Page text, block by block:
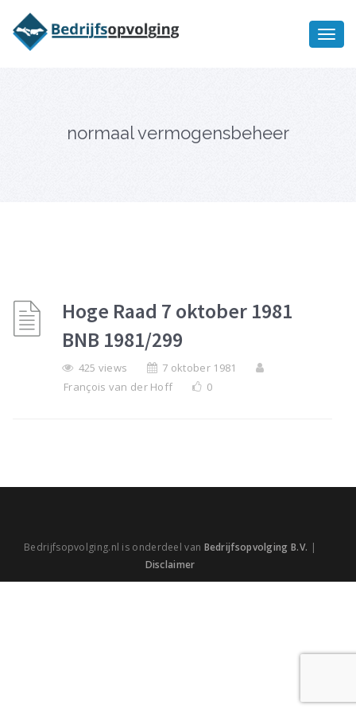
normaal vermogensbeheer
Hoge Raad 7 oktober 1981
BNB 1981/299
425 views
7 oktober 1981
François van der Hoff
0
Bedrijfsopvolging.nl is onderdeel van Bedrijfsopvolging B.V. |
Disclaimer
bedrijfsopvolging voor fiscaal
juridisch advies
Ik wil meer informatie